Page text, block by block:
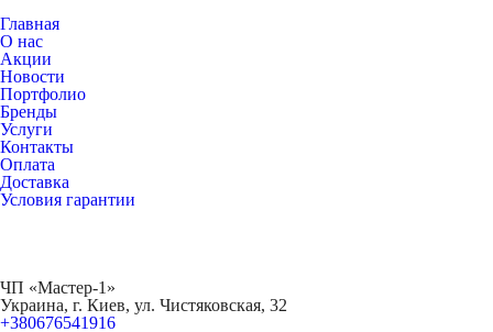
Главная
О нас
Акции
Новости
Портфолио
Бренды
Услуги
Контакты
Оплата
Доставка
Условия гарантии
ЧП «Мастер-1»
Украина, г. Киев, ул. Чистяковская, 32
+380676541916